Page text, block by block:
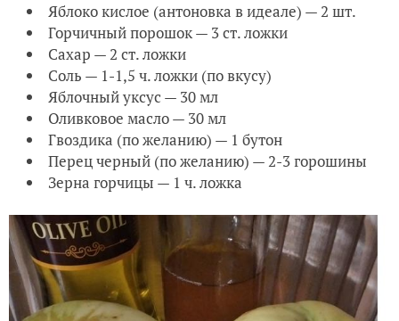
Яблоко кислое (антоновка в идеале) — 2 шт.
Горчичный порошок — 3 ст. ложки
Сахар — 2 ст. ложки
Соль — 1-1,5 ч. ложки (по вкусу)
Яблочный уксус — 30 мл
Оливковое масло — 30 мл
Гвоздика (по желанию) — 1 бутон
Перец черный (по желанию) — 2-3 горошины
Зерна горчицы — 1 ч. ложка